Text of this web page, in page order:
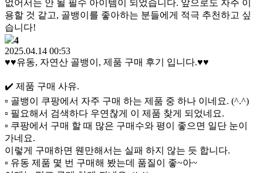
없어서는 안 될 필수 아이템이 되었습니다. 앞으로도 자주 이
용할 것 같고, 골뱅이를 좋아하는 분들에게 적극 추천하고 싶
습니다!
4
2025.04.14 00:53
♥️♥️유동, 자연산 골뱅이, 제품 구매 후기 입니다.♥️♥️
✔️ 제품 구매 사유.
▫️ 골뱅이 쿠팡에서 자주 구매 하는 제품 중 하나 이네요. (^.^)
▫️ 필요해서 검색하다 우연찮게 이 제품 찾게 되었네요.
▫️ 쿠팡에서 구매 할 때 많은 구매수와 평이 좋으면 일단 눈이
가네요.
이렇게 구매하면 웬만해서는 실패 하지 않는 듯 합니다.
▫️ 유동 제품 몇 번 구매해 봤는데 품질이 좋~아~